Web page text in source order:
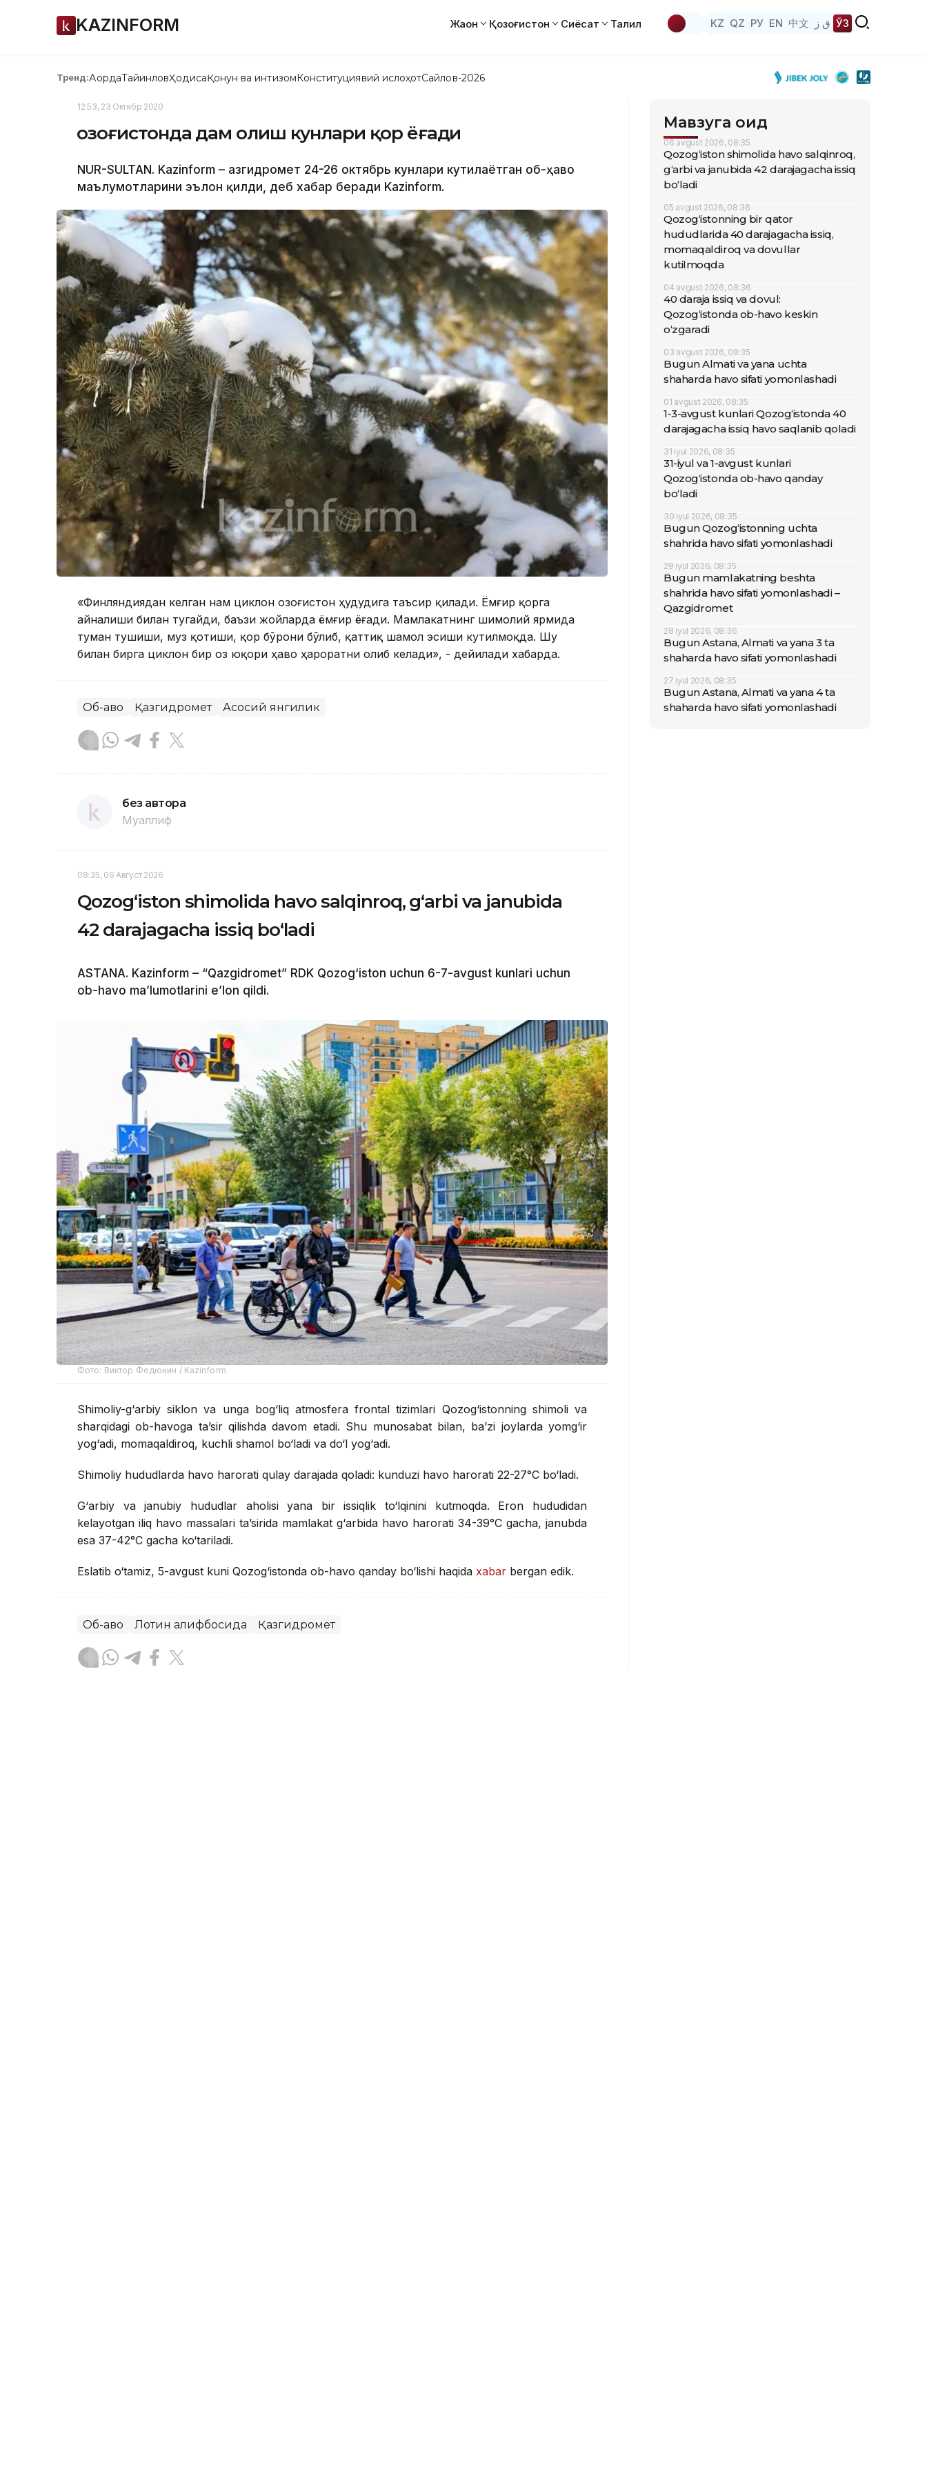
KAZINFORM Жаҳон Қозоғистон Сиёсат Таҳлил KZ QZ РУ EN 中文 ق ز ЎЗ
Тренд:АқордаТайинловҲодисаҚонун ва интизомКонституциявий ислоҳотСайлов-2026
12:53, 23 Октябр 2020
Қозоғистонда дам олиш кунлари қор ёғади
NUR-SULTAN. Kazinform – Қазгидромет 24-26 октябрь кунлари кутилаётган об-ҳаво
маълумотларини эълон қилди, деб хабар беради Kazinform.
«Финляндиядан келган нам циклон Қозоғистон ҳудудига таъсир қилади. Ёмғир қорга
айналиши билан тугайди, баъзи жойларда ёмғир ёғади. Мамлакатнинг шимолий ярмида
туман тушиши, муз қотиши, қор бўрони бўлиб, қаттиқ шамол эсиши кутилмоқда. Шу
билан бирга циклон бир оз юқори ҳаво ҳароратни олиб келади», - дейилади хабарда.
Об-ҳаво Қазгидромет Асосий янгилик
без автора
Муаллиф
08:35, 06 Август 2026
Qozog‘iston shimolida havo salqinroq, g‘arbi va janubida
42 darajagacha issiq bo‘ladi
ASTANA. Kazinform – “Qazgidromet” RDK Qozog‘iston uchun 6-7-avgust kunlari uchun
ob-havo ma’lumotlarini e’lon qildi.
Фото: Виктор Федюнин / Kazinform
Shimoliy-g‘arbiy siklon va unga bog‘liq atmosfera frontal tizimlari Qozog‘istonning shimoli va
sharqidagi ob-havoga ta’sir qilishda davom etadi. Shu munosabat bilan, ba’zi joylarda yomg‘ir
yog‘adi, momaqaldiroq, kuchli shamol bo‘ladi va do‘l yog‘adi.
Shimoliy hududlarda havo harorati qulay darajada qoladi: kunduzi havo harorati 22-27°C bo‘ladi.
G‘arbiy va janubiy hududlar aholisi yana bir issiqlik to‘lqinini kutmoqda. Eron hududidan
kelayotgan iliq havo massalari ta’sirida mamlakat g‘arbida havo harorati 34-39°C gacha, janubda
esa 37-42°C gacha ko‘tariladi.
Eslatib o‘tamiz, 5-avgust kuni Qozog‘istonda ob-havo qanday bo‘lishi haqida xabar bergan edik.
Об-ҳаво Лотин алифбосида Қазгидромет
Мавзуга оид
06 avgust 2026, 08:35
Qozog‘iston shimolida havo salqinroq,
g‘arbi va janubida 42 darajagacha issiq
bo‘ladi
05 avgust 2026, 08:36
Qozog‘istonning bir qator
hududlarida 40 darajagacha issiq,
momaqaldiroq va dovullar
kutilmoqda
04 avgust 2026, 08:36
40 daraja issiq va dovul:
Qozog‘istonda ob-havo keskin
o‘zgaradi
03 avgust 2026, 08:35
Bugun Almati va yana uchta
shaharda havo sifati yomonlashadi
01 avgust 2026, 08:35
1-3-avgust kunlari Qozog‘istonda 40
darajagacha issiq havo saqlanib qoladi
31 iyul 2026, 08:35
31-iyul va 1-avgust kunlari
Qozog‘istonda ob-havo qanday
bo‘ladi
30 iyul 2026, 08:35
Bugun Qozog‘istonning uchta
shahrida havo sifati yomonlashadi
29 iyul 2026, 08:35
Bugun mamlakatning beshta
shahrida havo sifati yomonlashadi –
Qazgidromet
28 iyul 2026, 08:36
Bugun Astana, Almati va yana 3 ta
shaharda havo sifati yomonlashadi
27 iyul 2026, 08:35
Bugun Astana, Almati va yana 4 ta
shaharda havo sifati yomonlashadi